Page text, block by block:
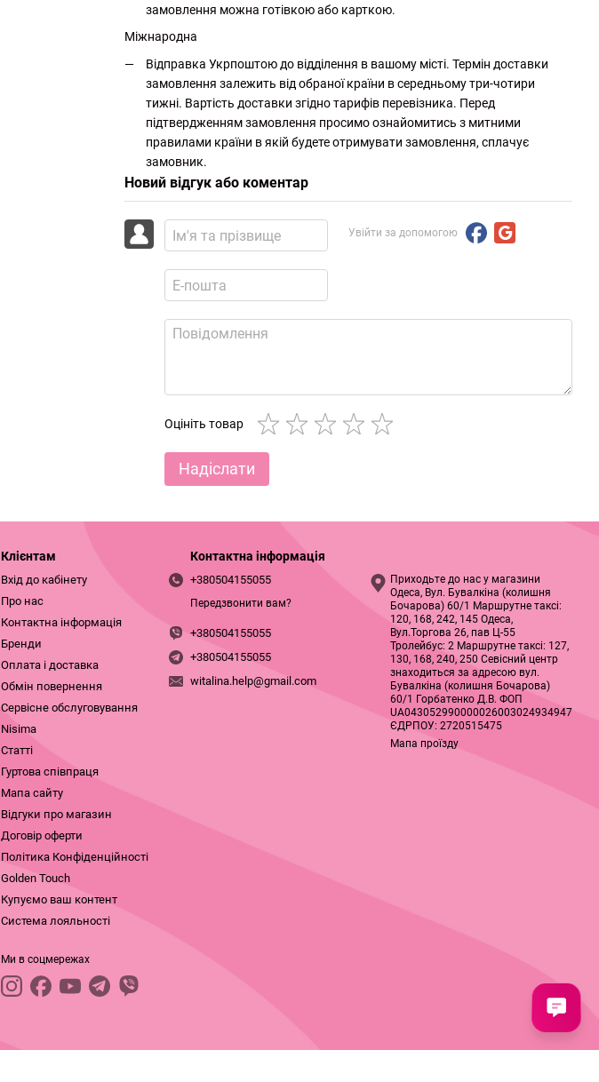
замовлення можна готівкою або карткою.
Міжнародна
Відправка Укрпоштою до відділення в вашому місті. Термін доставки
замовлення залежить від обраної країни в середньому три-чотири
тижні. Вартість доставки згідно тарифів перевізника. Перед
підтвердженням замовлення просимо ознайомитись з митними
правилами країни в якій будете отримувати замовлення, сплачує
замовник.
Новий відгук або коментар
Увійти за допомогою
Оцініть товар
Надіслати
Клієнтам
Вхід до кабінету
Про нас
Контактна інформація
Бренди
Оплата і доставка
Обмін повернення
Сервісне обслуговування
Nisima
Статті
Гуртова співпраця
Мапа сайту
Відгуки про магазин
Договір оферти
Політика Конфіденційності
Golden Touch
Купуємо ваш контент
Система лояльності
Ми в соцмережах
Контактна інформація
+380504155055
Передзвонити вам?
+380504155055
+380504155055
witalina.help@gmail.com
Приходьте до нас у магазини
Одеса, Вул. Бувалкіна (колишня
Бочарова) 60/1 Маршрутне таксі:
120, 168, 242, 145 Одеса,
Вул.Торгова 26, пав Ц-55
Тролейбус: 2 Маршрутне таксі: 127,
130, 168, 240, 250 Севісний центр
знаходиться за адресою вул.
Бувалкіна (колишня Бочарова)
60/1 Горбатенко Д.В. ФОП
UA043052990000026003024934947
ЄДРПОУ: 2720515475
Мапа проїзду